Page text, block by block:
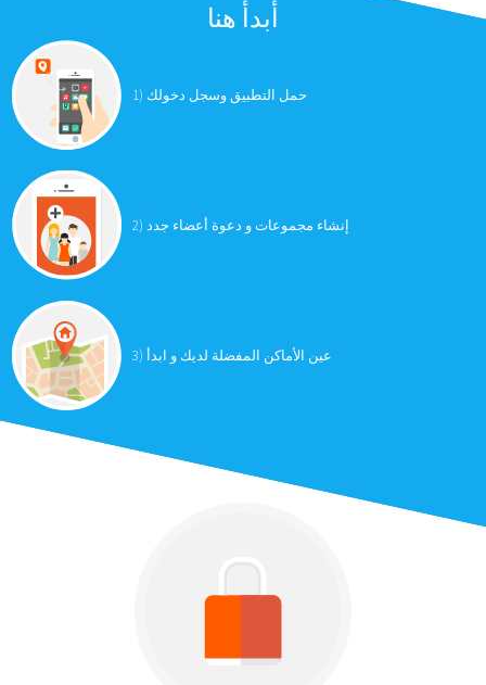
أبدأ هنا
1) حمل التطبيق وسجل دخولك
2) إنشاء مجموعات و دعوة أعضاء جدد
3) عين الأماكن المفضلة لديك و ابدأ